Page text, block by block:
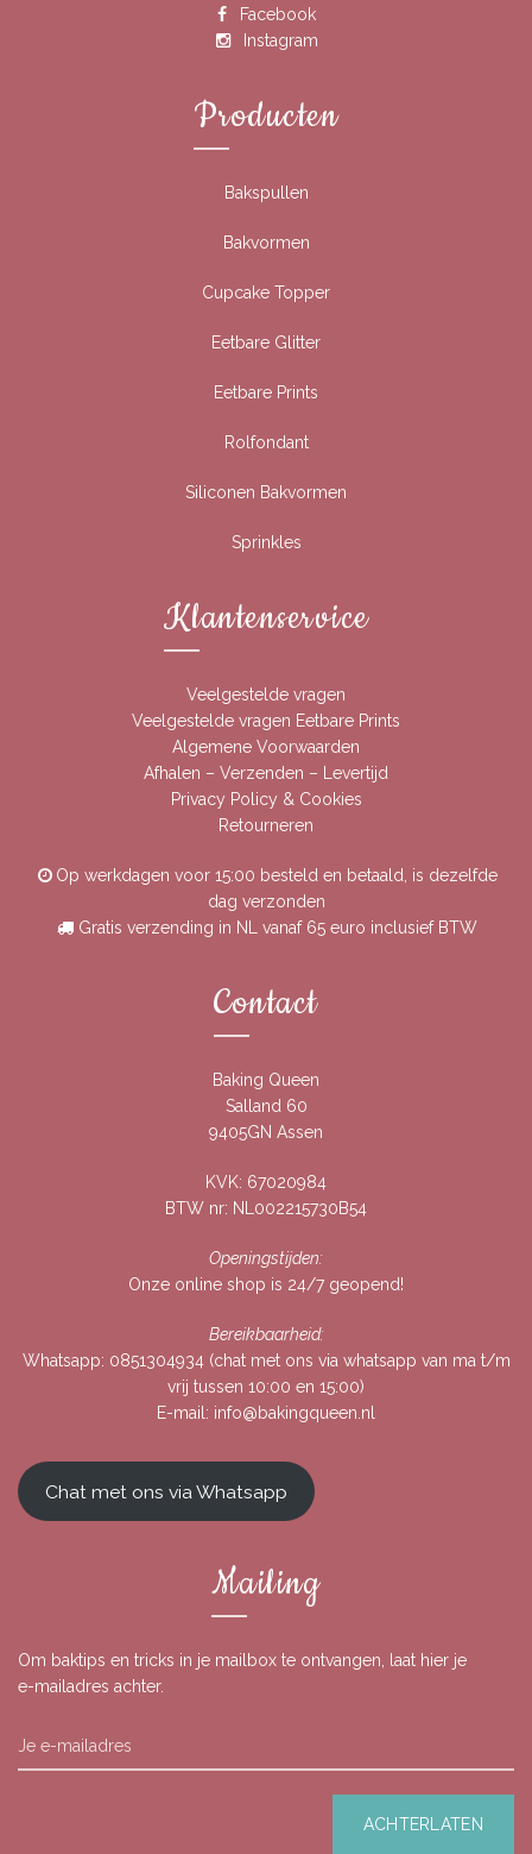
Facebook
Instagram
Producten
Bakspullen
Bakvormen
Cupcake Topper
Eetbare Glitter
Eetbare Prints
Rolfondant
Siliconen Bakvormen
Sprinkles
Klantenservice
Veelgestelde vragen
Veelgestelde vragen Eetbare Prints
Algemene Voorwaarden
Afhalen – Verzenden – Levertijd
Privacy Policy & Cookies
Retourneren
Op werkdagen voor 15:00 besteld en betaald, is dezelfde
dag verzonden
Gratis verzending in NL vanaf 65 euro inclusief BTW
Contact
Baking Queen
Salland 60
9405GN Assen
KVK: 67020984
BTW nr: NL002215730B54
Openingstijden:
Onze online shop is 24/7 geopend!
Bereikbaarheid:
Whatsapp: 0851304934(chat met ons via whatsapp van ma t/m
vrij tussen 10:00 en 15:00)
E-mail: info@bakingqueen.nl
Chat met ons via Whatsapp
Mailing
Om baktips en tricks in je mailbox te ontvangen, laat hier je
e-mailadres achter.